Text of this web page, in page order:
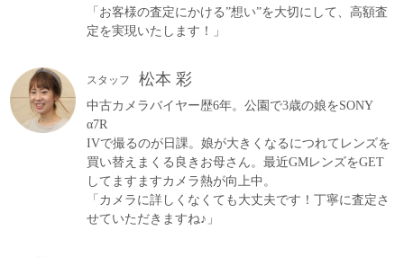
「お客様の査定にかける”想い”を大切にして、高額査
定を実現いたします！」
スタッフ 松本 彩
中古カメラバイヤー歴6年。公園で3歳の娘をSONY
α7R
IVで撮るのが日課。娘が大きくなるにつれてレンズを
買い替えまくる良きお母さん。最近GMレンズをGET
してますますカメラ熱が向上中。
「カメラに詳しくなくても大丈夫です！丁寧に査定さ
せていただきますね♪」